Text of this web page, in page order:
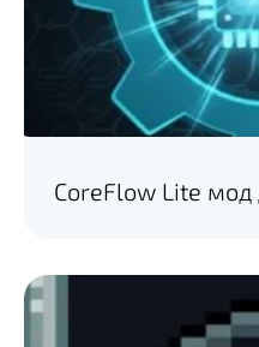
CoreFlow Lite